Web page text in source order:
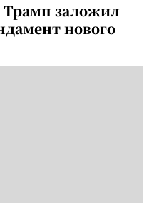
заложил
нового